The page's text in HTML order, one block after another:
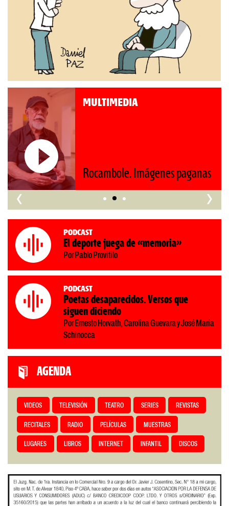
MULTIMEDIA
Rocambole. Imágenes paganas
‹ ›
Podcast
El deporte juega de «memoria»
Por Pablo Provitilo
Podcast
Poetas desaparecidos. Versos que
siguen diciendo
Por Ernesto Horvath, Carolina Guevara y José María
Schinocca
AGENDA
VIDEOS TELEVISIÓN TEATRO SERIES REVISTAS
RECITALES RADIO PELÍCULAS MUESTRAS
LUGARES LIBROS INTERNET INFANTIL DISCOS